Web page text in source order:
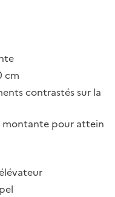
cm
contrastés sur la
montante pour attein